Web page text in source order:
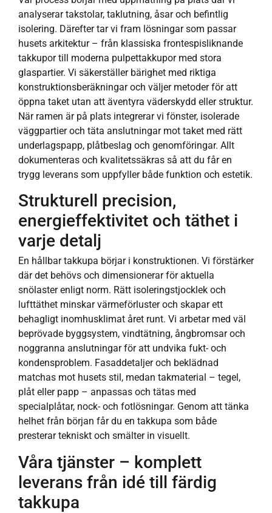
analyserar takstolar, taklutning, åsar och befintlig
isolering. Därefter tar vi fram lösningar som passar
husets arkitektur – från klassiska frontespisliknande
takkupor till moderna pulpettakkupor med stora
glaspartier. Vi säkerställer bärighet med riktiga
konstruktionsberäkningar och väljer metoder för att
öppna taket utan att äventyra väderskydd eller struktur.
När ramen är på plats integrerar vi fönster, isolerade
väggpartier och täta anslutningar mot taket med rätt
underlagspapp, plåtbeslag och genomföringar. Allt
dokumenteras och kvalitetssäkras så att du får en
trygg leverans som uppfyller både funktion och estetik.
Strukturell precision,
energieffektivitet och täthet i
varje detalj
En hållbar takkupa börjar i konstruktionen. Vi förstärker
där det behövs och dimensionerar för aktuella
snölaster enligt norm. Rätt isoleringstjocklek och
lufttäthet minskar värmeförluster och skapar ett
behagligt inomhusklimat året runt. Vi arbetar med väl
beprövade byggsystem, vindtätning, ångbromsar och
noggranna anslutningar för att undvika fukt- och
kondensproblem. Fasaddetaljer och beklädnad
matchas mot husets stil, medan takmaterial – tegel,
plåt eller papp – anpassas och tätas med
specialplåtar, nock- och fotlösningar. Genom att tänka
helhet från början får du en takkupa som både
presterar tekniskt och smälter in visuellt.
Våra tjänster – komplett
leverans från idé till färdig
takkupa